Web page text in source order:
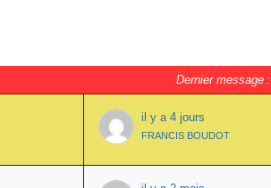
Dernier message :
il y a 4 jours
FRANCIS BOUDOT